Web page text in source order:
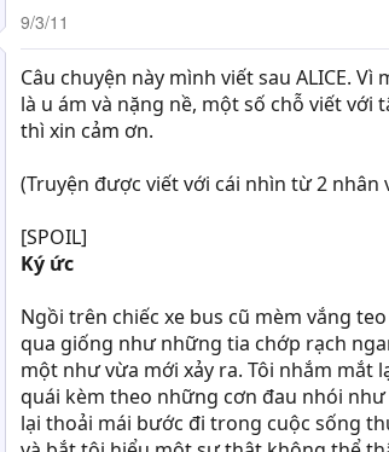
9/3/11
Câu chuyện này mình viết sau ALICE.
là u ám và nặng nề, một số chỗ viết
thì xin cảm ơn.
(Truyện được viết với cái nhìn từ 2 nhân
[SPOIL]
Ký ức
Ngồi trên chiếc xe bus cũ mèm vắng
qua giống như những tia chớp rạch
một như vừa mới xảy ra. Tôi nhắm mắt
quái kèm theo những cơn đau nhói như
lại thoải mái bước đi trong cuộc sống